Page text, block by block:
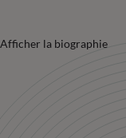
Afficher la biographie